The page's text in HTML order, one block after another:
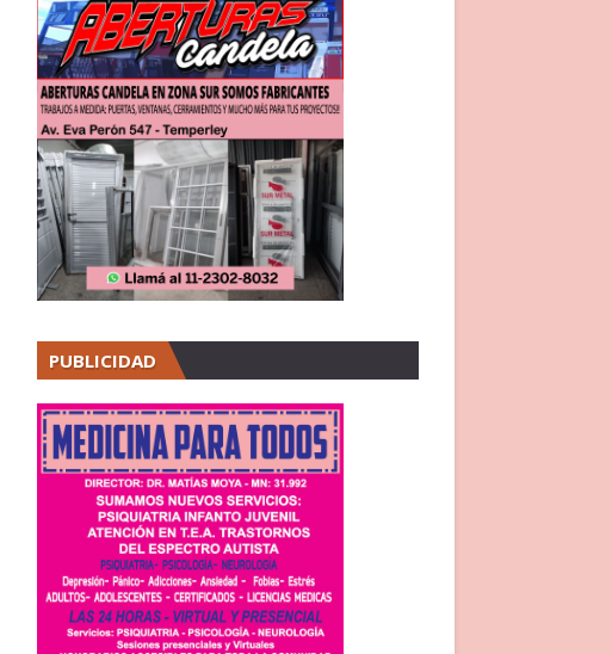
PUBLICIDAD